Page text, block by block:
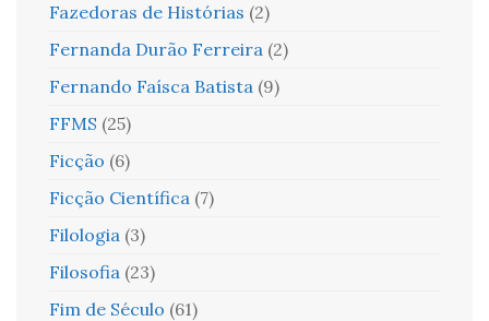
Fazedoras de Histórias (2)
Fernanda Durão Ferreira (2)
Fernando Faísca Batista (9)
FFMS (25)
Ficção (6)
Ficção Científica (7)
Filologia (3)
Filosofia (23)
Fim de Século (61)